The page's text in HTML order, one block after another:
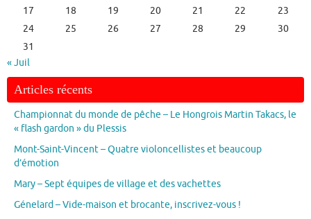
17
18 19 20 21 22
23
24
25 26 27 28 29
30
31
« Juil
Articles récents
Championnat du monde de pêche – Le Hongrois Martin Takacs, le
« flash gardon » du Plessis
Mont-Saint-Vincent – Quatre violoncellistes et beaucoup
d’émotion
Mary – Sept équipes de village et des vachettes
Génelard – Vide-maison et brocante, inscrivez-vous !